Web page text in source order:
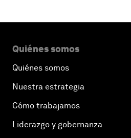
Quiénes somos
Quiénes somos
Nuestra estrategia
Cómo trabajamos
Liderazgo y gobernanza